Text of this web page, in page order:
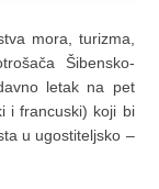
mora, turizma,
Šibensko-
letak na pet
i francuski) koji bi
u ugostiteljsko –